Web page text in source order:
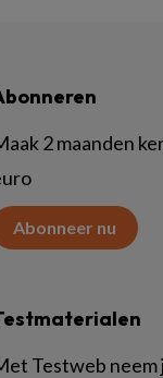
2 maanden
Abonneer nu
Testweb neem